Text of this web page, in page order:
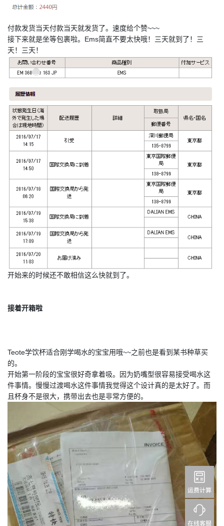
付款发货当天付款当天就发货了。速度给个赞~~~
接下来就是坐等包裹啦。Ems简直不要太快哦！三天就到了！三
天！三天！
开始来的时候还不敢相信这么快就到了。
接着开箱啦
Teote学饮杯适合刚学喝水的宝宝用哦~~之前也是看到某书种草买
的。
开始第一阶段的宝宝很好奇拿着吸。因为奶嘴型很容易接受喝水这
件事情。慢慢过渡喝水这件事情我觉得这个设计真的是太好了。而
且杯身不是很大，携带出去也是非常方便的。